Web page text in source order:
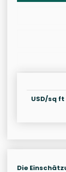
USD/sq ft
Die